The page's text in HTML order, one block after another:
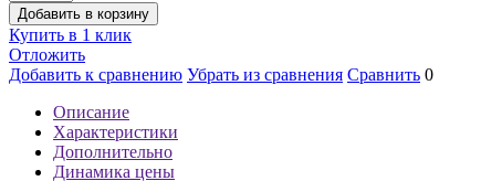
Добавить в корзину
Купить в 1 клик
Отложить
Добавить к сравнению Убрать из сравнения Сравнить 0
Описание
Характеристики
Дополнительно
Динамика цены